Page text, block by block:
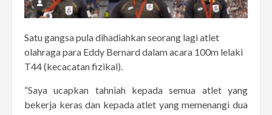
Satu gangsa pula dihadiahkan seorang lagi atlet
olahraga para Eddy Bernard dalam acara 100m lelaki
T44 (kecacatan fizikal).
“Saya ucapkan tahniah kepada semua atlet yang
bekerja keras dan kepada atlet yang memenangi dua